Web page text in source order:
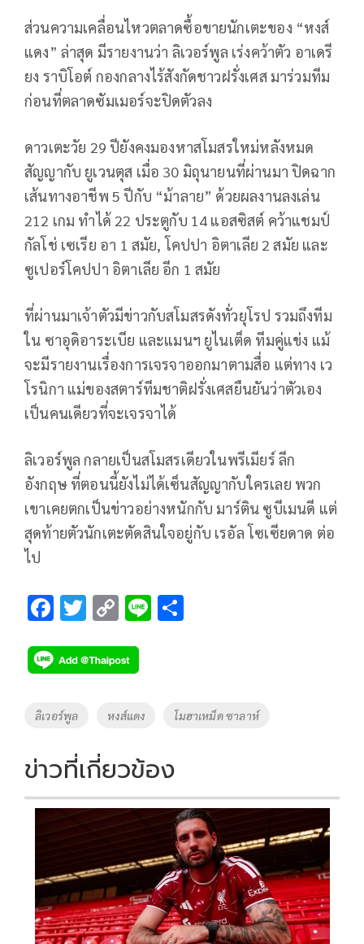
ส่วนความเคลื่อนไหวตลาดซื้อขายนักเตะของ “หงส์
แดง” ล่าสุด มีรายงานว่า ลิเวอร์พูล เร่งคว้าตัว อาเดรี
ยง ราบิโอต์ กองกลางไร้สังกัดชาวฝรั่งเศส มาร่วมทีม
ก่อนที่ตลาดซัมเมอร์จะปิดตัวลง
ดาวเตะวัย 29 ปียังคงมองหาสโมสรใหม่หลังหมด
สัญญากับ ยูเวนตุส เมื่อ 30 มิถุนายนที่ผ่านมา ปิดฉาก
เส้นทางอาชีพ 5 ปีกับ “ม้าลาย” ด้วยผลงานลงเล่น
212 เกม ทำได้ 22 ประตูกับ 14 แอสซิสต์ คว้าแชมป์
กัลโช่ เซเรีย อา 1 สมัย, โคปปา อิตาเลีย 2 สมัย และ
ซูเปอร์โคปปา อิตาเลีย อีก 1 สมัย
ที่ผ่านมาเจ้าตัวมีข่าวกับสโมสรดังทั่วยุโรป รวมถึงทีม
ใน ซาอุดิอาระเบีย และแมนฯ ยูไนเต็ด ทีมคู่แข่ง แม้
จะมีรายงานเรื่องการเจรจาออกมาตามสื่อ แต่ทาง เว
โรนิกา แม่ของสตาร์ทีมชาติฝรั่งเศสยืนยันว่าตัวเอง
เป็นคนเดียวที่จะเจรจาได้
ลิเวอร์พูล กลายเป็นสโมสรเดียวในพรีเมียร์ ลีก
อังกฤษ ที่ตอนนี้ยังไม่ได้เซ็นสัญญากับใครเลย พวก
เขาเคยตกเป็นข่าวอย่างหนักกับ มาร์ติน ซูบีเมนดี แต่
สุดท้ายตัวนักเตะตัดสินใจอยู่กับ เรอัล โซเซียดาด ต่อ
ไป
F
e
b
o
k
T
tt
er
C
p
y
Li
k
Li
Tags
ลิเวอร์พูล หงส์แดง โมฮาเหม็ด ซาลาห์
ข่าวที่เกี่ยวข้อง